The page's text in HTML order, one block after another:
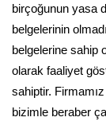
birçoğunun yasa
belgelerinin
belgelerine sahip
olarak faaliyet
sahiptir.
bizimle beraber